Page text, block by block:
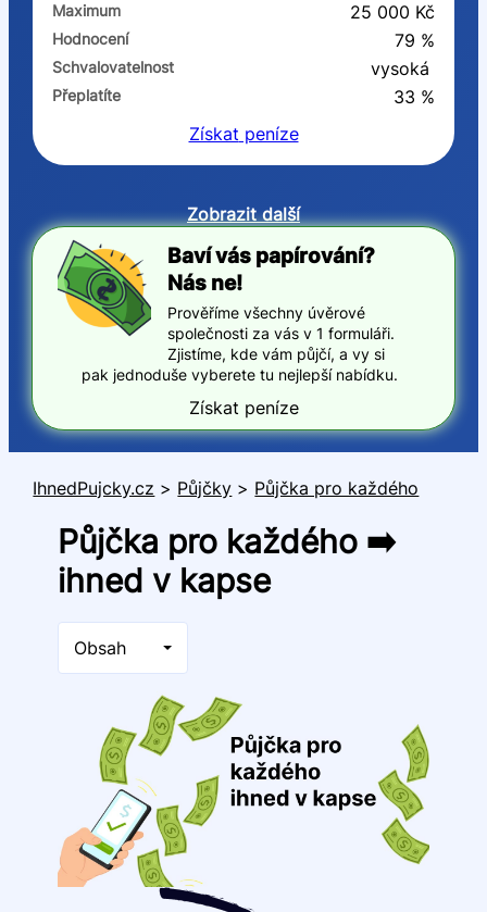
Maximum 25 000 Kč
Hodnocení 79 %
Schvalovatelnost vysoká
Přeplatíte
33 %
Získat peníze
Zobrazit další
Baví vás papírování?
Nás ne!
Prověříme všechny úvěrové
společnosti za vás v 1 formuláři.
Zjistíme, kde vám půjčí, a vy si
pak jednoduše vyberete tu nejlepší nabídku.
Získat peníze
IhnedPujcky.cz > Půjčky > Půjčka pro každého
Půjčka pro každého ➡️
ihned v kapse
Obsah